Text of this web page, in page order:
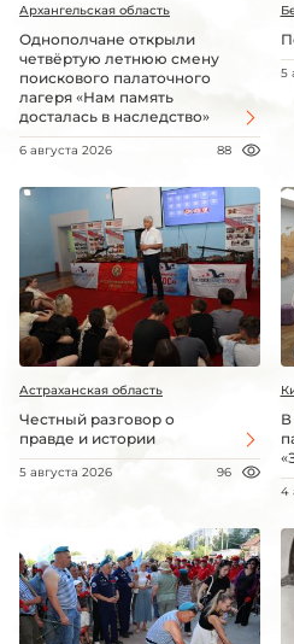
Архангельская область
Однополчане открыли
четвёртую летнюю смену
поискового палаточного
лагеря «Нам память
досталась в наследство»
6 августа 2026 88
5
Астраханская область
Честный разговор о
правде и истории
5 августа 2026 96
4